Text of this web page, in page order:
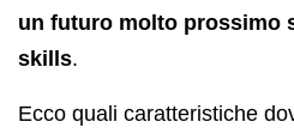
un futuro molto prossimo
skills.
Ecco quali caratteristiche